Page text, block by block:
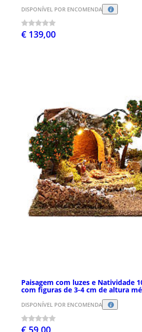
DISPONÍVEL POR ENCOMENDA
€ 139,00
Paisagem com luzes e Natividade
com figuras de 3-4 cm de altura
DISPONÍVEL POR ENCOMENDA
€ 59,00